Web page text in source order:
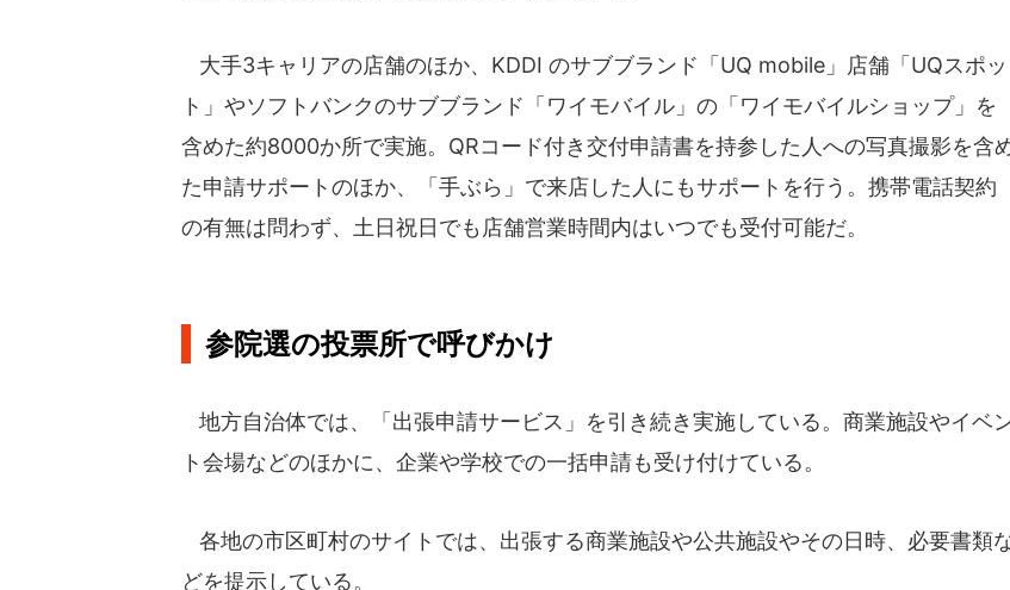
大手3キャリアの店舗のほか、KDDI のサブブランド「UQ mobile」店舗「UQスポッ
ト」やソフトバンクのサブブランド「ワイモバイル」の「ワイモバイルショップ」を
含めた約8000か所で実施。QRコード付き交付申請書を持参した人への写真撮影を含
た申請サポートのほか、「手ぶら」で来店した人にもサポートを行う。携帯電話契約
の有無は問わず、土日祝日でも店舗営業時間内はいつでも受付可能だ。
参院選の投票所で呼びかけ
地方自治体では、「出張申請サービス」を引き続き実施している。商業施設やイベ
ト会場などのほかに、企業や学校での一括申請も受け付けている。
各地の市区町村のサイトでは、出張する商業施設や公共施設やその日時、必要書類
どを提示している。